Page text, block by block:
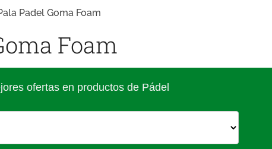
Padel Goma Foam
Foam
ofertas en productos de Pádel